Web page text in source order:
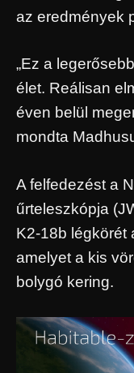
az eredmények
„Ez a
élet. Reálisan
éven belül
mondta
A felfedezést a
űrteleszkópja
K2-18b légkörét
amelyet a kis
bolygó kering.